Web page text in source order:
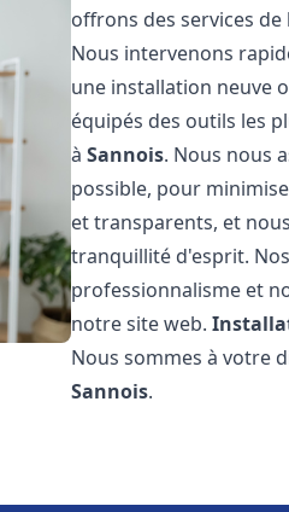
offrons des services
Nous intervenons
une installation neuve
équipés des outils les
àSannois. Nous nous
possible, pour
et transparents, et
tranquillité d'esprit.
professionnalisme et
notre site web.
Nous sommes à votre
Sannois.